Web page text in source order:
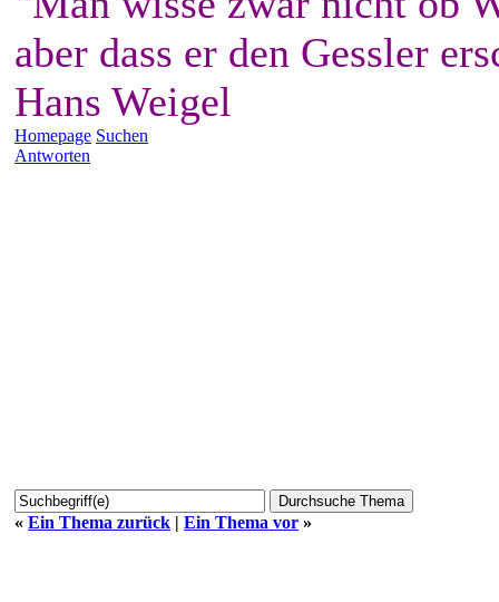
aber dass er den Gessler
Hans Weigel
Homepage Suchen
Antworten
« Ein Thema zurück | Ein Thema vor »